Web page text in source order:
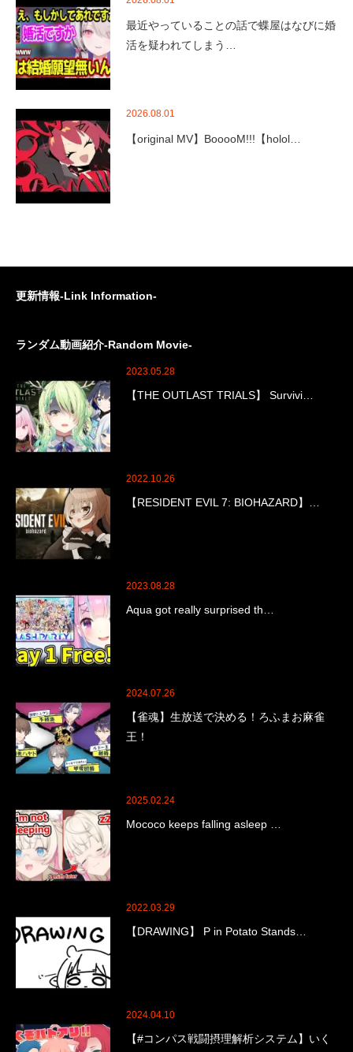
最近やっていることの話で蝶屋はなびに婚
活を疑われてしまう…
2026.08.01
【original MV】BooooM!!!【holol…
更新情報-Link Information-
ランダム動画紹介-Random Movie-
2023.05.28
【THE OUTLAST TRIALS】 Survivi…
2022.10.26
【RESIDENT EVIL 7: BIOHAZARD】…
2023.08.28
Aqua got really surprised th…
2024.07.26
【雀魂】生放送で決める！ろふまお麻雀
王！
2025.02.24
Mococo keeps falling asleep …
2022.03.29
【DRAWING】 P in Potato Stands…
2024.04.10
【#コンパス戦闘摂理解析システム】いく